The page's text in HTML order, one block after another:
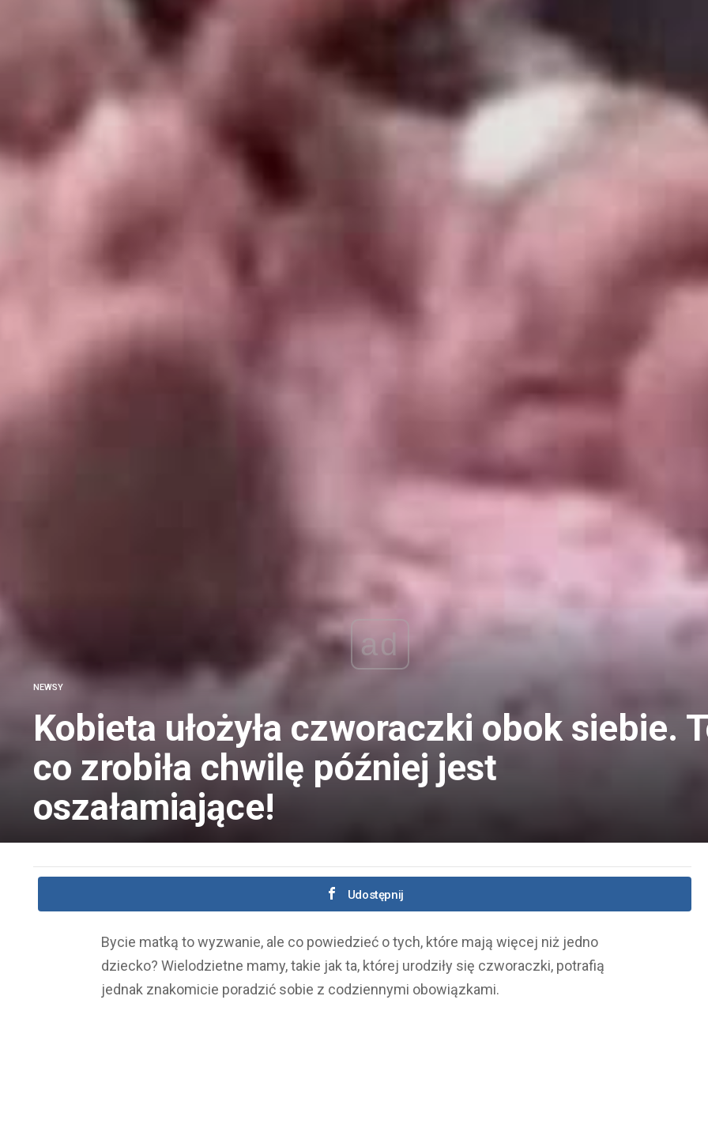
ad
NEWSY
Kobieta ułożyła czworaczki obok siebie.
co zrobiła chwilę później jest
oszałamiające!
Udostępnij
Bycie matką to wyzwanie, ale co powiedzieć o tych, które mają więcej niż jedno
dziecko? Wielodzietne mamy, takie jak ta, której urodziły się czworaczki, potrafią
jednak znakomicie poradzić sobie z codziennymi obowiązkami.